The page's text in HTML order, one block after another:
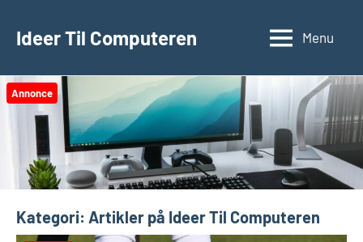
Ideer Til Computeren Menu
Annonce
Kategori: Artikler på Ideer Til Computeren